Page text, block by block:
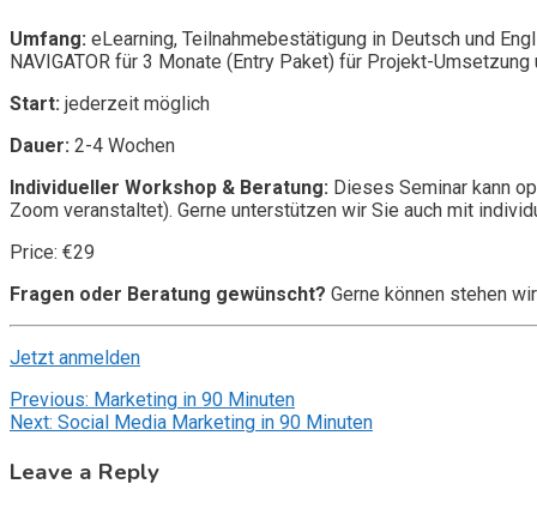
Umfang: eLearning, Teilnahmebestätigung in Deutsch und
NAVIGATOR für 3 Monate (Entry Paket) für Projekt-
Start: jederzeit möglich
Dauer: 2-4 Wochen
Individueller Workshop & Beratung: Dieses Seminar kann
Zoom veranstaltet). Gerne unterstützen wir Sie auch mit
Price: €29
Fragen oder Beratung gewünscht? Gerne können stehen
Jetzt anmelden
Post
Previous: Marketing in 90 Minuten
Next: Social Media Marketing in 90 Minuten
Leave a Reply